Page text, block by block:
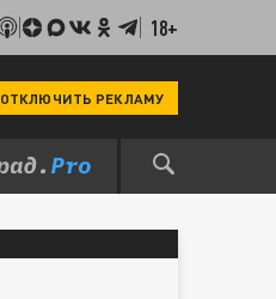
18+
ОТКЛЮЧИТЬ РЕКЛАМУ